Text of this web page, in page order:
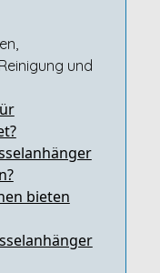
und
bieten